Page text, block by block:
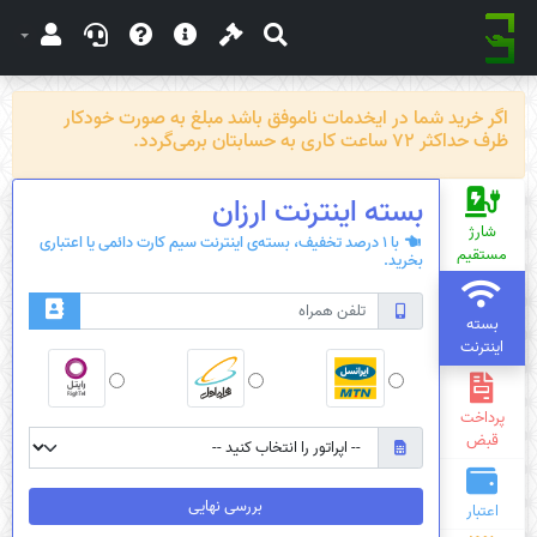
اگر خرید شما در ایخدمات ناموفق باشد مبلغ به صورت خودکار
ظرف حداکثر 72 ساعت کاری به حسابتان برمی‌گردد.
شارژ
مستقیم
بسته
اینترنت
پرداخت
قبض
اعتبار
بسته‌ اینترنت ارزان
با 1 درصد تخفیف، بسته‌ی اینترنت سیم کارت دائمی یا اعتباری
بخرید.
بررسی نهایی